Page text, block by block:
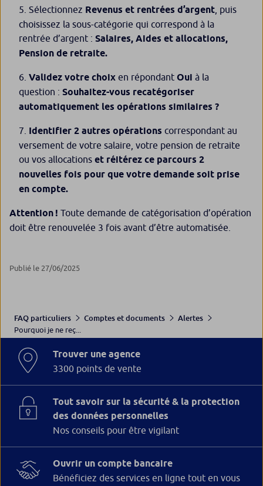
Sélectionnez Revenus et rentrées d’argent , puis
choisissez la sous-catégorie qui correspond à la
rentrée d’argent : Salaires, Aides et allocations,
Pension de retraite.
Validez votre choix en répondant Oui à la
question : Souhaitez-vous recatégoriser
automatiquement les opérations similaires ?
Identifier 2 autres opérations correspondant au
versement de votre salaire, votre pension de retraite
ou vos allocations et réitérez ce parcours 2
nouvelles fois pour que votre demande soit prise
en compte.
Attention ! Toute demande de catégorisation d’opération
doit être renouvelée 3 fois avant d’être automatisée.
Publié le 27/06/2025
FAQ particuliers Comptes et documents
Alertes
Pourquoi je ne reç...
Trouver une agence
3300 points de vente
Tout savoir sur la sécurité & la protection
des données personnelles
Nos conseils pour être vigilant
Ouvrir un compte bancaire
Bénéficiez des services en ligne tout en vous